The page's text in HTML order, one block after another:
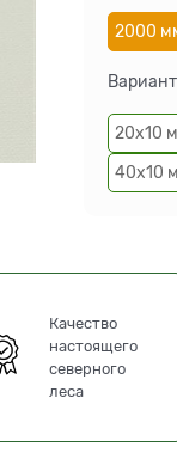
2000
20х10
40х10
Качество
настоящего
северного
леса